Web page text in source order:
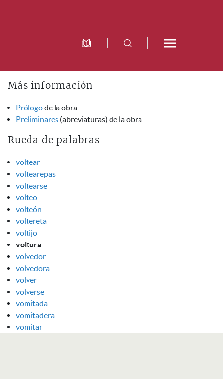
Más información
Prólogode la obra
Preliminares (abreviaturas) de la obra
Rueda de palabras
voltear
voltearepas
voltearse
volteo
volteón
voltereta
voltijo
voltura
volvedor
volvedora
volver
volverse
vomitada
vomitadera
vomitar